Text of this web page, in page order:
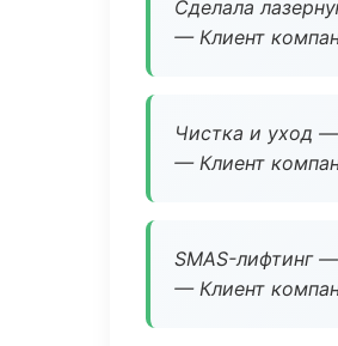
Сделала
— Клиент
Чистка и уход
— Клиент
SMAS-лифтинг
— Клиент